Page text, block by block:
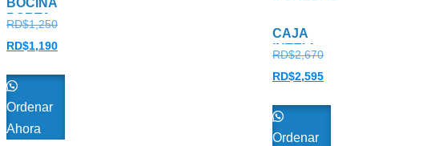
BOCINA
PORTATIL
AUDIOBOX
SLK-10
RD$1,250
RD$1,190
Ordenar
Ahora
CAJA
INTELIGENTE
BILLETES
MONEDAS
RD$2,670
RD$2,595
Ordenar